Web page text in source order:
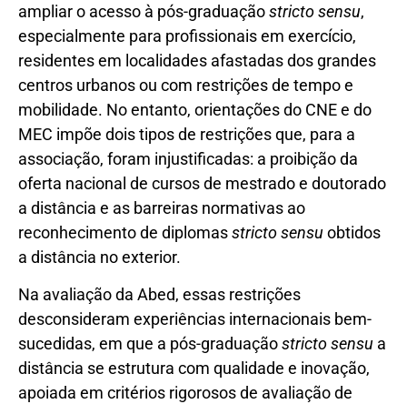
ampliar o acesso à pós-graduaçãostricto sensu,
especialmente para profissionais em exercício,
residentes em localidades afastadas dos grandes
centros urbanos ou com restrições de tempo e
mobilidade. No entanto, orientações do CNE e do
MEC impõe dois tipos de restrições que, para a
associação, foram injustificadas: a proibição da
oferta nacional de cursos de mestrado e doutorado
a distância e as barreiras normativas ao
reconhecimento de diplomasstricto sensu obtidos
a distância no exterior.
Na avaliação da Abed, essas restrições
desconsideram experiências internacionais bem-
sucedidas, em que a pós-graduaçãostricto sensu a
distância se estrutura com qualidade e inovação,
apoiada em critérios rigorosos de avaliação de